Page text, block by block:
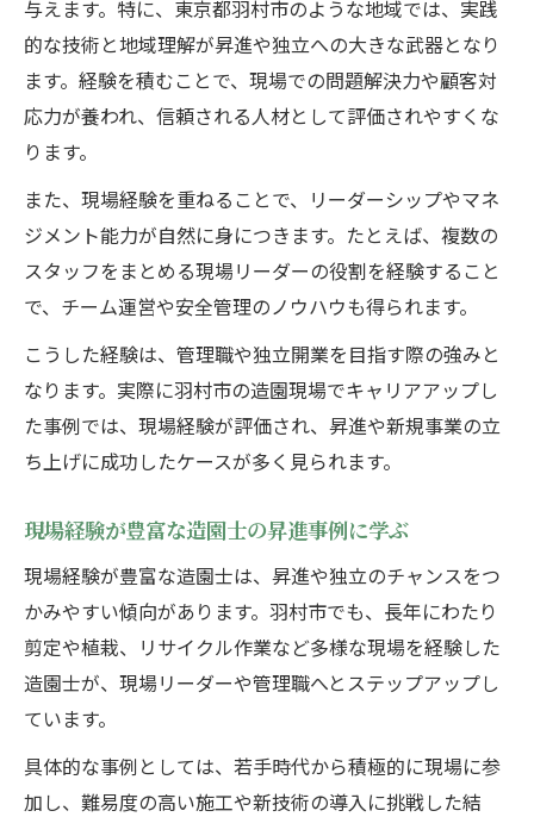
与えます。特に、東京都羽村市のような地域では、実践
的な技術と地域理解が昇進や独立への大きな武器となり
ます。経験を積むことで、現場での問題解決力や顧客対
応力が養われ、信頼される人材として評価されやすくな
ります。
また、現場経験を重ねることで、リーダーシップやマネ
ジメント能力が自然に身につきます。たとえば、複数の
スタッフをまとめる現場リーダーの役割を経験すること
で、チーム運営や安全管理のノウハウも得られます。
こうした経験は、管理職や独立開業を目指す際の強みと
なります。実際に羽村市の造園現場でキャリアアップし
た事例では、現場経験が評価され、昇進や新規事業の立
ち上げに成功したケースが多く見られます。
現場経験が豊富な造園士の昇進事例に学ぶ
現場経験が豊富な造園士は、昇進や独立のチャンスをつ
かみやすい傾向があります。羽村市でも、長年にわたり
剪定や植栽、リサイクル作業など多様な現場を経験した
造園士が、現場リーダーや管理職へとステップアップし
ています。
具体的な事例としては、若手時代から積極的に現場に参
加し、難易度の高い施工や新技術の導入に挑戦した結